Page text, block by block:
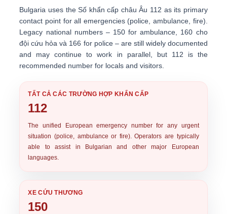
Bulgaria uses the Số khẩn cấp châu Âu 112 as its primary
contact point for all emergencies (police, ambulance, fire).
Legacy national numbers – 150 for ambulance, 160 cho
đội cứu hỏa và 166 for police – are still widely documented
and may continue to work in parallel, but 112 is the
recommended number for locals and visitors.
TẤT CẢ CÁC TRƯỜNG HỢP KHẨN CẤP
112
The unified European emergency number for any urgent
situation (police, ambulance or fire). Operators are typically
able to assist in Bulgarian and other major European
languages.
XE CỨU THƯƠNG
150